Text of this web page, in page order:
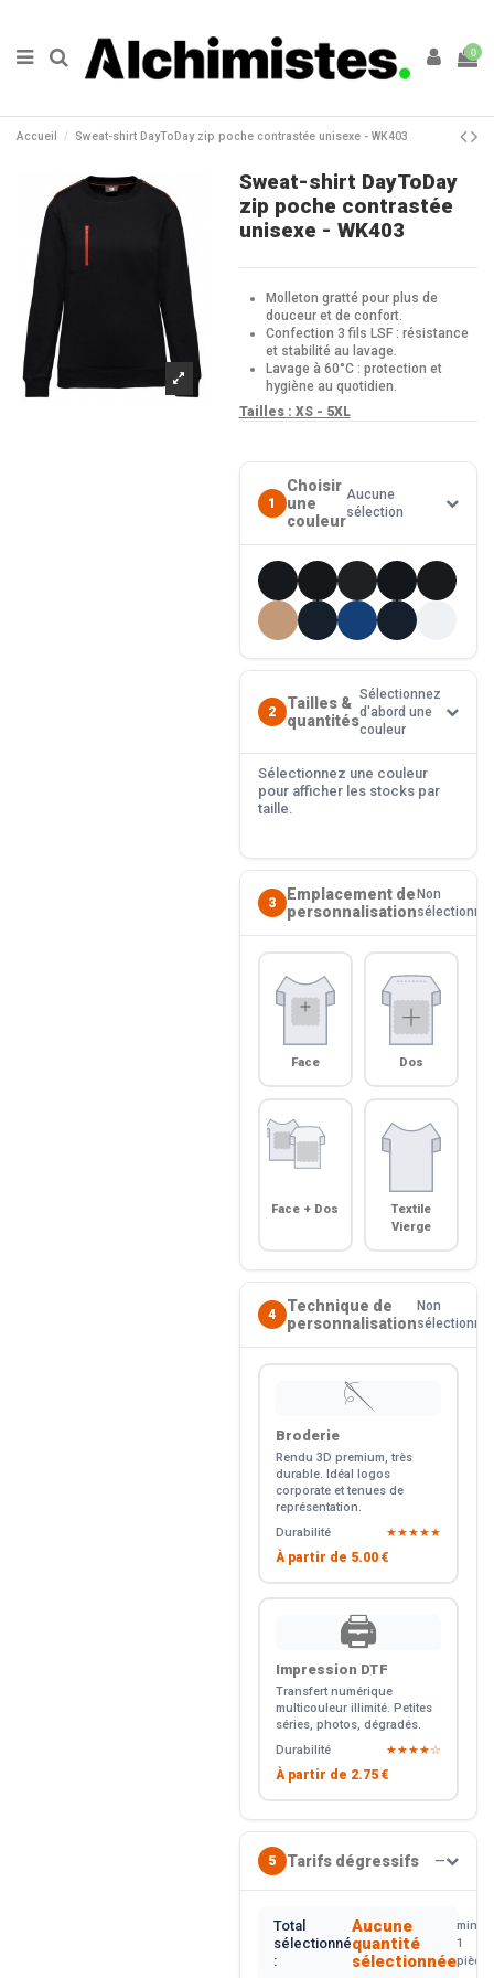
0
Accueil Sweat-shirt DayToDay zip poche contrastée unisexe - WK403
Sweat-shirt DayToDay
zip poche contrastée
unisexe - WK403
Molleton gratté pour plus de
douceur et de confort.
Confection 3 fils LSF : résistance
et stabilité au lavage.
Lavage à 60°C : protection et
hygiène au quotidien.
Tailles : XS - 5XL
1
Choisir
une
couleur
Aucune
sélection
2
Tailles &
quantités
Sélectionnez
d'abord une
couleur
Sélectionnez une couleur
pour afficher les stocks par
taille.
3
Emplacement de
personnalisation
Non
sélectionné
Face Dos
Face + Dos
Textile
Vierge
4
Technique de
personnalisation
Non
sélectionné
🪡
Broderie
Rendu 3D premium, très
durable. Idéal logos
corporate et tenues de
représentation.
Durabilité
★★★★★
À partir de 5.00 €
🖨️
Impression DTF
Transfert numérique
multicouleur illimité. Petites
séries, photos, dégradés.
Durabilité
★★★★☆
À partir de 2.75 €
5 Tarifs dégressifs —
Total
sélectionné
:
Aucune
quantité
sélectionnée
min.
1
pièce